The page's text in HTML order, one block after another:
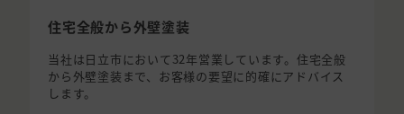
住宅全般から外壁塗装
当社は日立市において32年営業しています。住宅全般
から外壁塗装まで、お客様の要望に的確にアドバイス
します。